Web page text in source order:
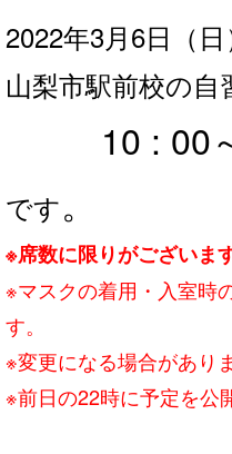
2022年3月6日 （日
山梨市駅前校の自
10 : 00
です。
※席数に限りがございます
※マスクの着用・入室時
す。
※変更になる場合がありま
※前日の22時に予定を公